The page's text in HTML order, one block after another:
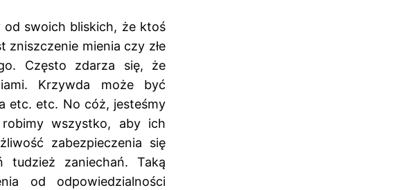
od swoich bliskich, że ktoś
zniszczenie mienia czy złe
Często zdarza się, że
Krzywda może być
etc. etc. No cóż, jesteśmy
wszystko, aby ich
zabezpieczenia się
tudzież zaniechań. Taką
od odpowiedzialności